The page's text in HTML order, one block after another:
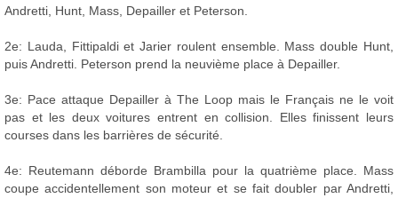
Andretti, Hunt, Mass, Depailler et Peterson.
2e: Lauda, Fittipaldi et Jarier roulent ensemble. Mass double Hunt,
puis Andretti. Peterson prend la neuvième place à Depailler.
3e: Pace attaque Depailler à The Loop mais le Français ne le voit
pas et les deux voitures entrent en collision. Elles finissent leurs
courses dans les barrières de sécurité.
4e: Reutemann déborde Brambilla pour la quatrième place. Mass
coupe accidentellement son moteur et se fait doubler par Andretti,